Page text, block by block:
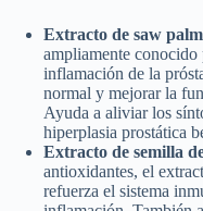
Extracto de saw
ampliamente conocido
inflamación de la
normal y mejorar la
Ayuda a aliviar los
hiperplasia prostática
Extracto de semilla
antioxidantes, el
refuerza el sistema